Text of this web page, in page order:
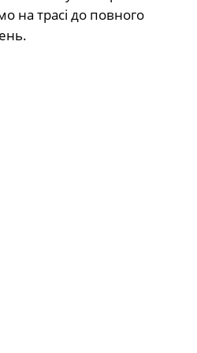
на трасі до повного